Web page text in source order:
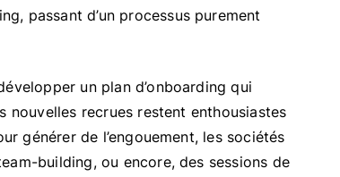
passant d’un processus purement
un plan d’onboarding qui
nouvelles recrues restent enthousiastes
générer de l’engouement, les sociétés
building, ou encore, des sessions de